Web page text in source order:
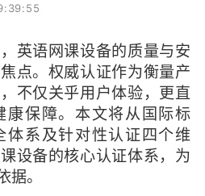
英语网课设备的质量与安
点。权威认证作为衡量产
不仅关乎用户体验，更直
康保障。本文将从国际标
体系及针对性认证四个维
设备的核心认证体系，为
。